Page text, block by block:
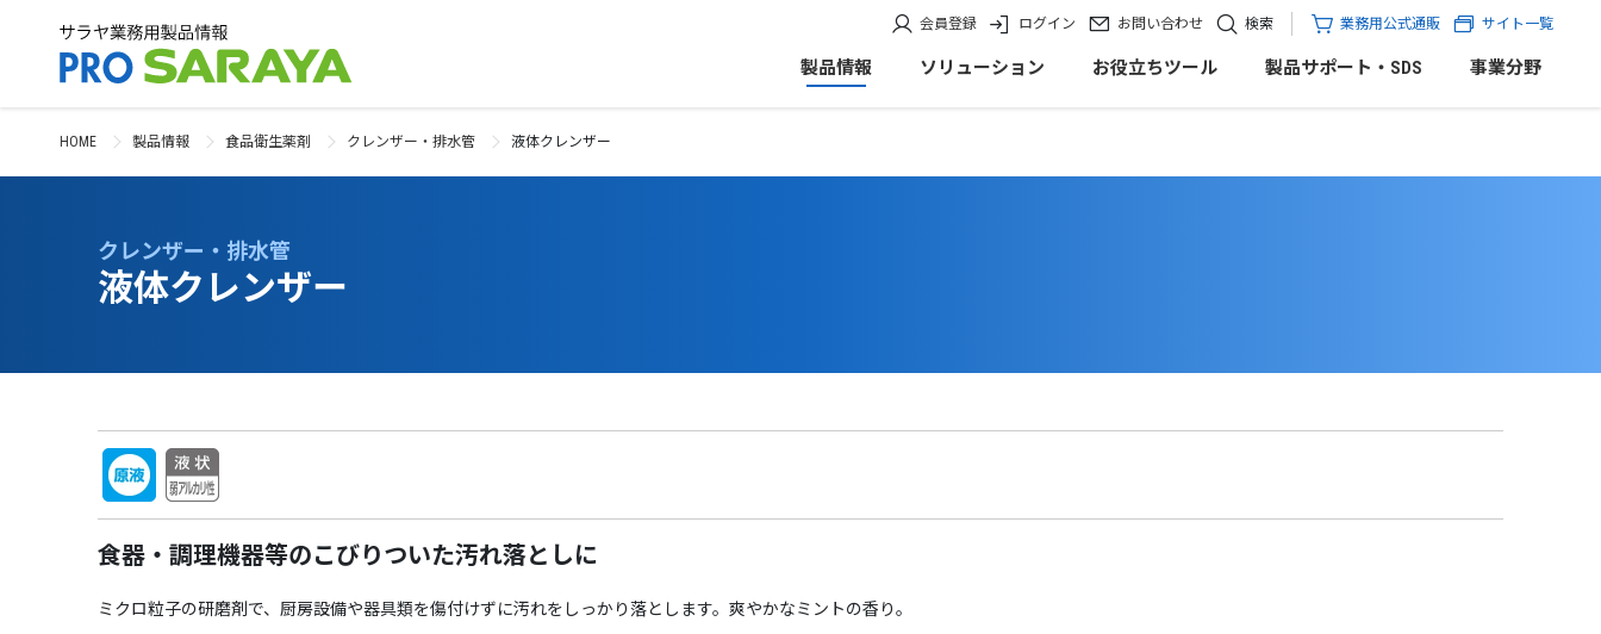
会員登録 ログイン お問い合わせ 検索 業務用公式通販 サイト一覧
製品情報 ソリューション お役立ちツール 製品サポート・SDS 事業分野
HOME 製品情報 食品衛生薬剤 クレンザー・排水管 液体クレンザー
クレンザー・排水管
液体クレンザー
食器・調理機器等のこびりついた汚れ落としに
ミクロ粒子の研磨剤で、厨房設備や器具類を傷付けずに汚れをしっかり落とします。爽やかなミントの香り。